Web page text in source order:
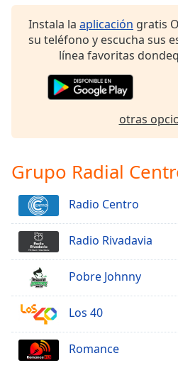
dialog
window.
Instala la aplicación gratis
su teléfono y escucha sus
línea favoritas
otras
Grupo Radial
Radio Centro
Radio Rivadavia
Pobre Johnny
Los 40
Romance